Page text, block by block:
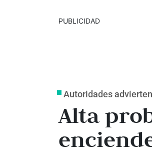
PUBLICIDAD
Autoridades
Alta